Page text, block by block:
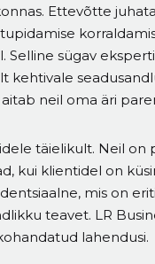
Ettevõtte
Selline sügav
kehtivale
neil oma äri
täielikult. Neil on
kui klientidel on
mis on
teavet. LR
lahendusi.